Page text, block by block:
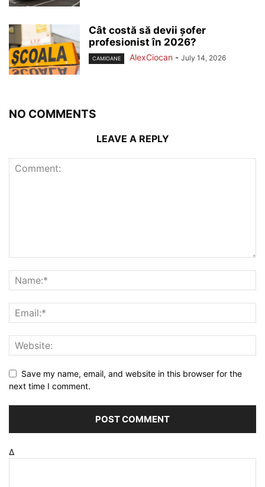
Cât costă să devii șofer
profesionist în 2026?
CAMIOANE AlexCiocan - July 14, 2026
NO COMMENTS
LEAVE A REPLY
Save my name, email, and website in this browser for the
next time I comment.
Δ